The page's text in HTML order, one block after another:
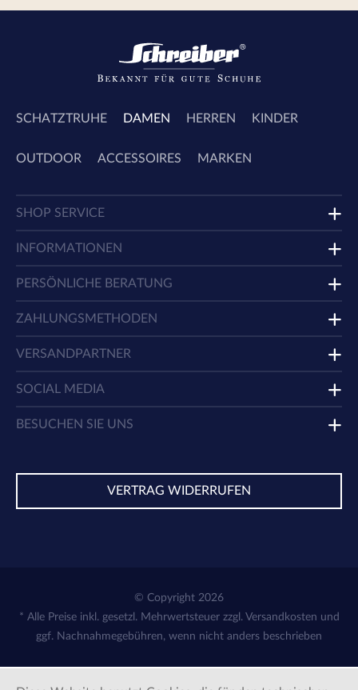
SCHATZTRUHE DAMEN HERREN KINDER
OUTDOOR ACCESSOIRES MARKEN
SHOP SERVICE
INFORMATIONEN
PERSÖNLICHE BERATUNG
ZAHLUNGSMETHODEN
VERSANDPARTNER
SOCIAL MEDIA
BESUCHEN SIE UNS
VERTRAG WIDERRUFEN
© Copyright 2026
* Alle Preise inkl. gesetzl. Mehrwertsteuer zzgl. Versandkosten und
ggf. Nachnahmegebühren, wenn nicht anders beschrieben